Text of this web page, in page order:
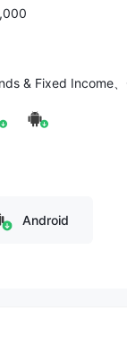
& Fixed Income
Android